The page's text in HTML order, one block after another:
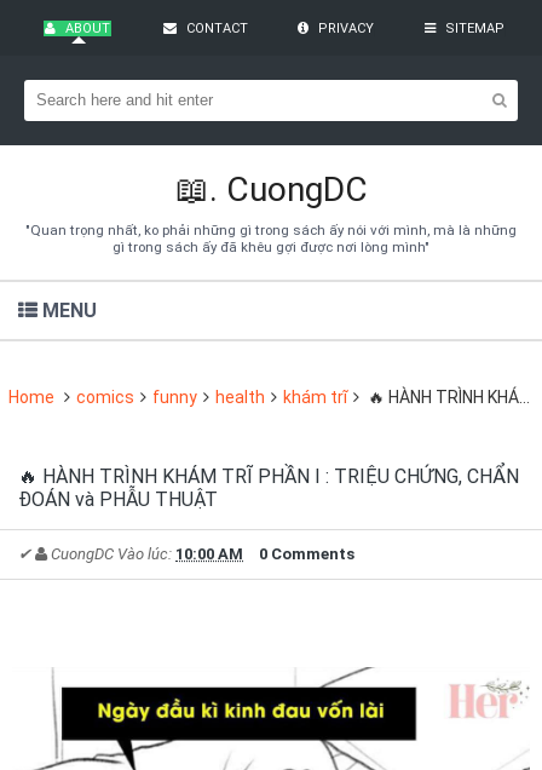
ABOUT CONTACT PRIVACY SITEMAP
📖. CuongDC
"Quan trọng nhất, ko phải những gì trong sách ấy nói với mình, mà là những
gì trong sách ấy đã khêu gợi được nơi lòng mình"
MENU
Home comics funny health khám trĩ 🔥 HÀNH TRÌNH KHÁM TRĨ PHẦN I : TRIỆU CHỨNG, CHẨN ĐOÁN và PHẪU THUẬT
🔥 HÀNH TRÌNH KHÁM TRĨ PHẦN I : TRIỆU CHỨNG, CHẨN
ĐOÁN và PHẪU THUẬT
✔ CuongDC Vào lúc: 10:00 AM 0 Comments
Bạn đang cần tìm kiếm gì?
Theo dõi blog qua Email
Hãy đăng kí theo dõi blog để cập nhật những thủ thuật blogger,